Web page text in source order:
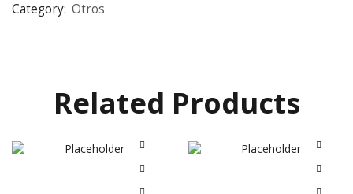
Category: Otros
Related Products